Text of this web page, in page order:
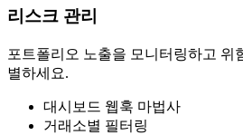
리스크 관리
포트폴리오 노출을 모니터링하고 위
별하세요.
대시보드 웹훅 마법사
거래소별 필터링